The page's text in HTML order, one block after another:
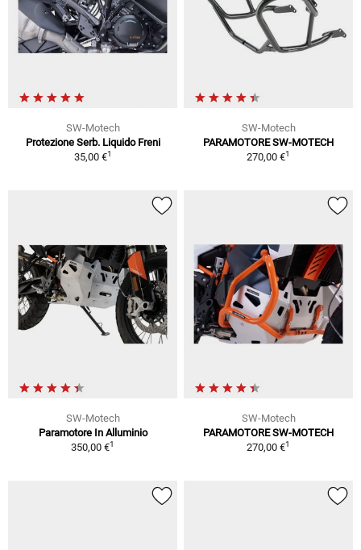
SW-Motech
Protezione Serb. Liquido Freni
35,00 €1
SW-Motech
PARAMOTORE SW-MOTECH
270,00 €1
SW-Motech
Paramotore In Alluminio
350,00 €1
SW-Motech
PARAMOTORE SW-MOTECH
270,00 €1